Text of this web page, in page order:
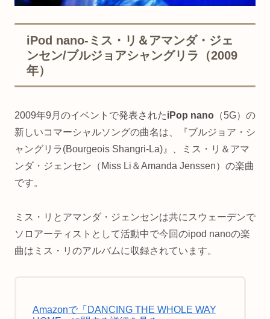
iPod nano-ミス・リ＆アマンダ・ジェ
ンセン/ブルジョアシャングリラ（2009
年）
2009年9月のイベントで発表されたiPop nano （5G）の
新しいコマーシャルソングの曲名は、『ブルジョア・シ
ャングリラ(Bourgeois Shangri-La)』、ミス・リ＆アマ
ンダ・ジェンセン（Miss Li＆Amanda Jenssen）の楽曲
です。
ミス・リとアマンダ・ジェンセンは共にスウェーデンで
ソロアーティストとして活動中で今回のipod nanoの楽
曲はミス・リのアルバムに収録されています。
Amazonで「DANCING THE WHOLE WAY